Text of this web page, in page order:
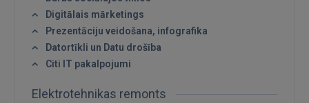
Digitālais mārketings
Prezentāciju veidošana, infografika
Datortīkli un Datu drošība
Citi IT pakalpojumi
Elektrotehnikas remonts